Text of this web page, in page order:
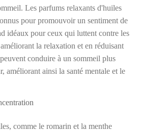
Les parfums relaxants d'huiles
pour promouvoir un sentiment de
idéaux pour ceux qui luttent contre les
la relaxation et en réduisant
conduire à un sommeil plus
améliorant ainsi la santé mentale et le
comme le romarin et la menthe